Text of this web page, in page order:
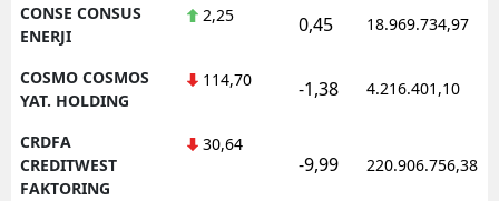
CONSE CONSUS
ENERJI
2,25 0,45 18.969.734,97
COSMO COSMOS
YAT. HOLDING
114,70 -1,38 4.216.401,10
CRDFA
CREDITWEST
FAKTORING
30,64
-9,99 220.906.756,38